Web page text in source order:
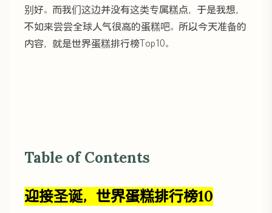
别好。而我们这边并没有这类专属糕点，于是我想，
不如来尝尝全球人气很高的蛋糕吧。所以今天准备的
内容，就是世界蛋糕排行榜Top10。
Table of Contents
迎接圣诞，世界蛋糕排行榜10